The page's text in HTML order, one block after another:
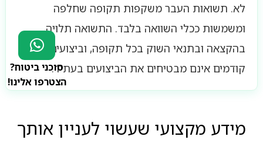
לא. תשואות העבר משקפות תקופה שחלפה
ומשמשות ככלי השוואה בלבד. התשואה תלויה
בהקצאה ובתנאי השוק בכל תקופה, וביצועים
קודמים אינם מבטיחים את הביצועים בעתיד.
מידע מקצועי שעשוי לעניין אותך
סוכני ביטוח?
הצטרפו אלינו!